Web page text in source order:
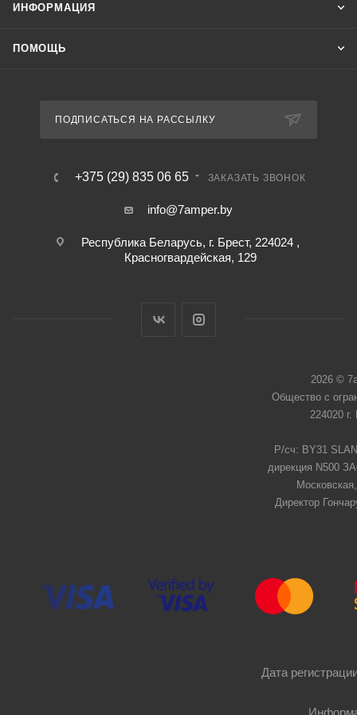
ИНФОРМАЦИЯ
ПОМОЩЬ
ПОДПИСАТЬСЯ НА РАССЫЛКУ
+375 (29) 835 06 65 ЗАКАЗАТЬ ЗВОНОК
info@7amper.by
Республика Беларусь, г. Брест, 224024 ,
Красногвардейская, 129
2026 ©
Общество с
224020
Р/сч: BY31
дирекция N500
Директор
Дата